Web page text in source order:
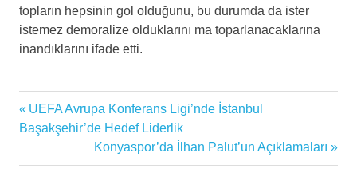
topların hepsinin gol olduğunu, bu durumda da ister
istemez demoralize olduklarını ma toparlanacaklarına
inandıklarını ifade etti.
Beşiktaş
Futbol
haberi
Yazı
gezinmesi
Previous
Post:
UEFA Avrupa Konferans Ligi’nde İstanbul
Başakşehir’de Hedef Liderlik
Next
Post:
Konyaspor’da İlhan Palut’un Açıklamaları